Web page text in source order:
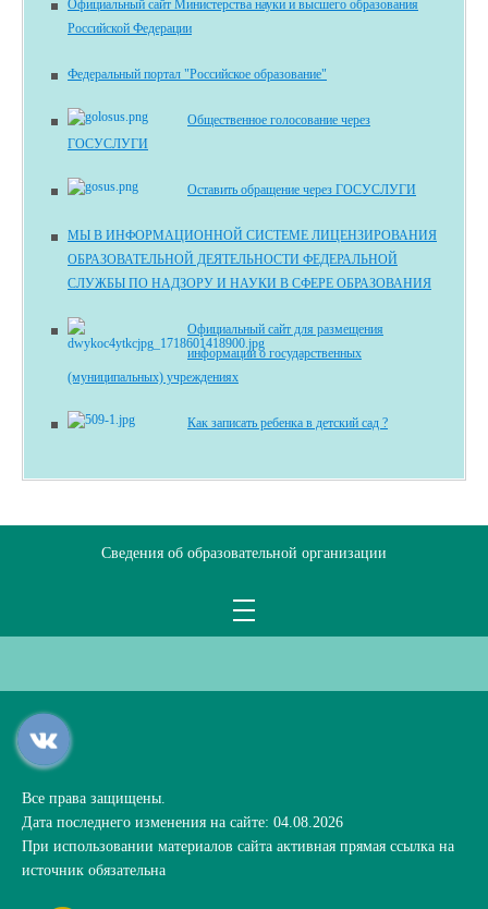
Официальный сайт Министерства науки и высшего образования
Российской Федерации
Федеральный портал "Российское образование"
Общественное голосование через
ГОСУСЛУГИ
Оставить обращение через ГОСУСЛУГИ
МЫ В ИНФОРМАЦИОННОЙ СИСТЕМЕ ЛИЦЕНЗИРОВАНИЯ
ОБРАЗОВАТЕЛЬНОЙ ДЕЯТЕЛЬНОСТИ ФЕДЕРАЛЬНОЙ
СЛУЖБЫ ПО НАДЗОРУ И НАУКИ В СФЕРЕ ОБРАЗОВАНИЯ
Официальный сайт для размещения
информации о государственных
(муниципальных) учреждениях
Как записать ребенка в детский сад ?
Сведения об образовательной организации
Все права защищены.
Дата последнего изменения на сайте: 04.08.2026
При использовании материалов сайта активная прямая ссылка на
источник обязательна